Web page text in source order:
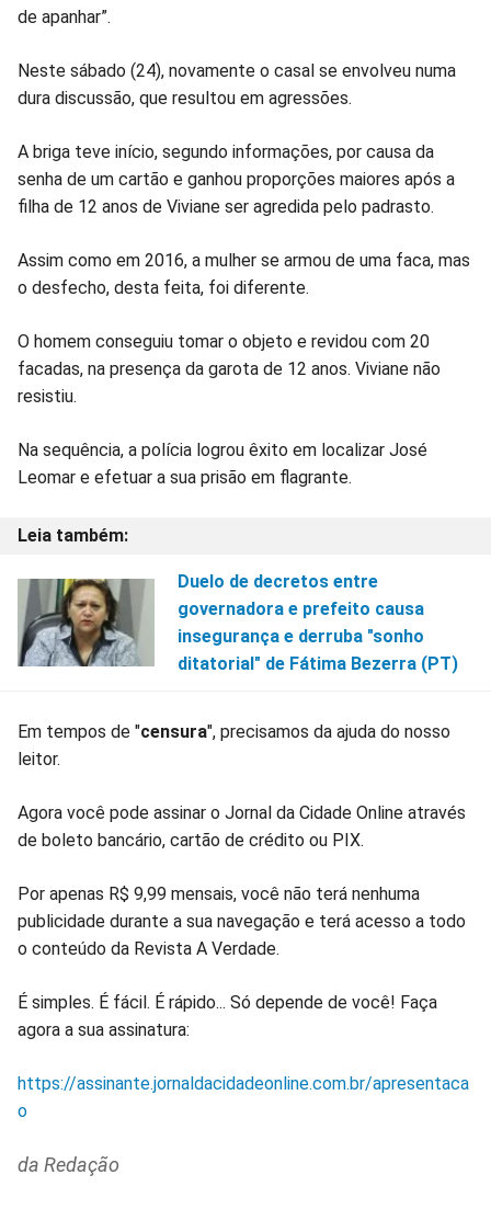
de apanhar”.
Neste sábado (24), novamente o casal se envolveu numa
dura discussão, que resultou em agressões.
A briga teve início, segundo informações, por causa da
senha de um cartão e ganhou proporções maiores após a
filha de 12 anos de Viviane ser agredida pelo padrasto.
Assim como em 2016, a mulher se armou de uma faca, mas
o desfecho, desta feita, foi diferente.
O homem conseguiu tomar o objeto e revidou com 20
facadas, na presença da garota de 12 anos. Viviane não
resistiu.
Na sequência, a polícia logrou êxito em localizar José
Leomar e efetuar a sua prisão em flagrante.
Duelo de decretos entre
governadora e prefeito causa
insegurança e derruba "sonho
ditatorial" de Fátima Bezerra (PT)
Em tempos de "censura", precisamos da ajuda do nosso
leitor.
Agora você pode assinar o Jornal da Cidade Online através
de boleto bancário, cartão de crédito ou PIX.
Por apenas R$ 9,99 mensais, você não terá nenhuma
publicidade durante a sua navegação e terá acesso a todo
o conteúdo da Revista A Verdade.
É simples. É fácil. É rápido... Só depende de você! Faça
agora a sua assinatura:
https://assinante.jornaldacidadeonline.com.br/apresentaca
o
da Redação